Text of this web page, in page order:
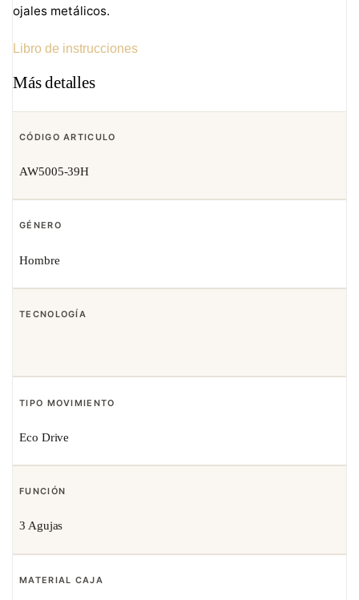
ojales metálicos.
Libro de instrucciones
Más detalles
CÓDIGO ARTICULO
AW5005-39H
GÉNERO
Hombre
TECNOLOGÍA
TIPO MOVIMIENTO
Eco Drive
FUNCIÓN
3 Agujas
MATERIAL CAJA